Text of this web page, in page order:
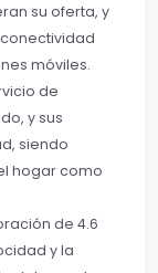
su oferta, y
móviles.
de
y sus
siendo
hogar como
de 4.6
y la